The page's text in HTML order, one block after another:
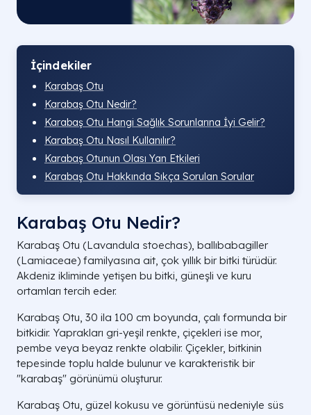
İçindekiler
Karabaş Otu
Karabaş Otu Nedir?
Karabaş Otu Hangi Sağlık Sorunlarına İyi Gelir?
Karabaş Otu Nasıl Kullanılır?
Karabaş Otunun Olası Yan Etkileri
Karabaş Otu Hakkında Sıkça Sorulan Sorular
Karabaş Otu Nedir?
Karabaş Otu (Lavandula stoechas), ballıbabagiller
(Lamiaceae) familyasına ait, çok yıllık bir bitki türüdür.
Akdeniz ikliminde yetişen bu bitki, güneşli ve kuru
ortamları tercih eder.
Karabaş Otu, 30 ila 100 cm boyunda, çalı formunda bir
bitkidir. Yaprakları gri-yeşil renkte, çiçekleri ise mor,
pembe veya beyaz renkte olabilir. Çiçekler, bitkinin
tepesinde toplu halde bulunur ve karakteristik bir
"karabaş" görünümü oluşturur.
Karabaş Otu, güzel kokusu ve görüntüsü nedeniyle süs